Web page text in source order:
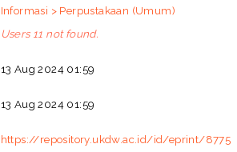
Informasi > Perpustakaan (Umum)
Users 11 not found.
13 Aug 2024 01:59
13 Aug 2024 01:59
https://repository.ukdw.ac.id/id/eprint/8775